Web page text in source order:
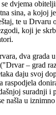
dvjema
sina, a kojoj
te u Drvaru
koji je
dva grada
– grad
daju svoj
raspodjela
suradnji i
našla u